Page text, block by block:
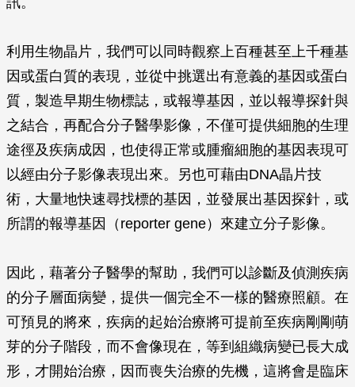
利用生物晶片，我們可以同時觀察上百種甚至上千種基
因或蛋白質的表現，並從中挑選出有意義的基因或蛋白
質，製造早期生物標誌，或報導基因，並以報導探針與
之結合，再配合分子醫學影像，不僅可提供細胞的生理
途徑及疾病成因，也使得正常或腫瘤細胞的基因表現可
以經由分子影像表現出來。另也可藉由DNA晶片技
術，大量地快速尋找標的基因，並發展出基因探針，或
所謂的報導基因（reporter gene）來建立分子影像。
因此，藉著分子醫學的幫助，我們可以診斷及偵測疾病
的分子層面病變，提供一個完全不一樣的醫療照顧。在
可預見的將來，疾病的起始治療將可提前至疾病剛剛萌
芽的分子階段，而不會像現在，等到組織病變已長大成
形，才開始治療，因而喪失治療的先機，這將會是臨床